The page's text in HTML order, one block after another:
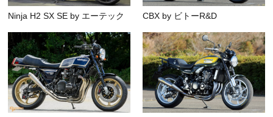
Ninja H2 SX SE by エーテック CBX by ビトーR&D